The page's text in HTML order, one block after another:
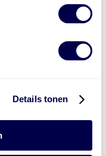
Details tonen
Energiewet
aansluitingen